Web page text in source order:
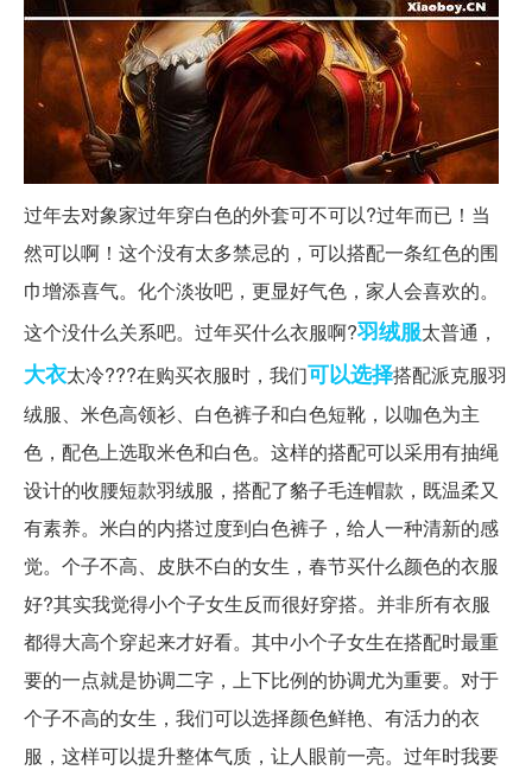
过年去对象家过年穿白色的外套可不可以?过年而已！当
然可以啊！这个没有太多禁忌的，可以搭配一条红色的围
巾增添喜气。化个淡妆吧，更显好气色，家人会喜欢的。
这个没什么关系吧。过年买什么衣服啊?羽绒服太普通，
大衣太冷???在购买衣服时，我们可以选择搭配派克服羽
绒服、米色高领衫、白色裤子和白色短靴，以咖色为主
色，配色上选取米色和白色。这样的搭配可以采用有抽绳
设计的收腰短款羽绒服，搭配了貉子毛连帽款，既温柔又
有素养。米白的内搭过度到白色裤子，给人一种清新的感
觉。个子不高、皮肤不白的女生，春节买什么颜色的衣服
好?其实我觉得小个子女生反而很好穿搭。并非所有衣服
都得大高个穿起来才好看。其中小个子女生在搭配时最重
要的一点就是协调二字，上下比例的协调尤为重要。对于
个子不高的女生，我们可以选择颜色鲜艳、有活力的衣
服，这样可以提升整体气质，让人眼前一亮。过年时我要